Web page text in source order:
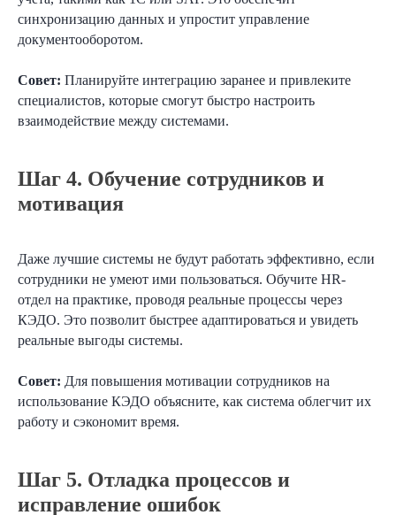
синхронизацию данных и упростит управление
документооборотом.
Совет: Планируйте интеграцию заранее и привлеките
специалистов, которые смогут быстро настроить
взаимодействие между системами.
Шаг 4. Обучение сотрудников и
мотивация
Даже лучшие системы не будут работать эффективно, если
сотрудники не умеют ими пользоваться. Обучите HR-
отдел на практике, проводя реальные процессы через
КЭДО. Это позволит быстрее адаптироваться и увидеть
реальные выгоды системы.
Совет: Для повышения мотивации сотрудников на
использование КЭДО объясните, как система облегчит их
работу и сэкономит время.
Шаг 5. Отладка процессов и
исправление ошибок